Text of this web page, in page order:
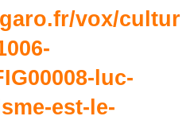
vox/cultur
luc-
est-le-